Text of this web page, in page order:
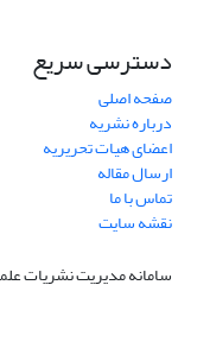
دسترسی سریع
صفحه اصلی
درباره نشریه
اعضای هیات تحریریه
ارسال مقاله
تماس با ما
نقشه سایت
سامانه مدیریت نشریات